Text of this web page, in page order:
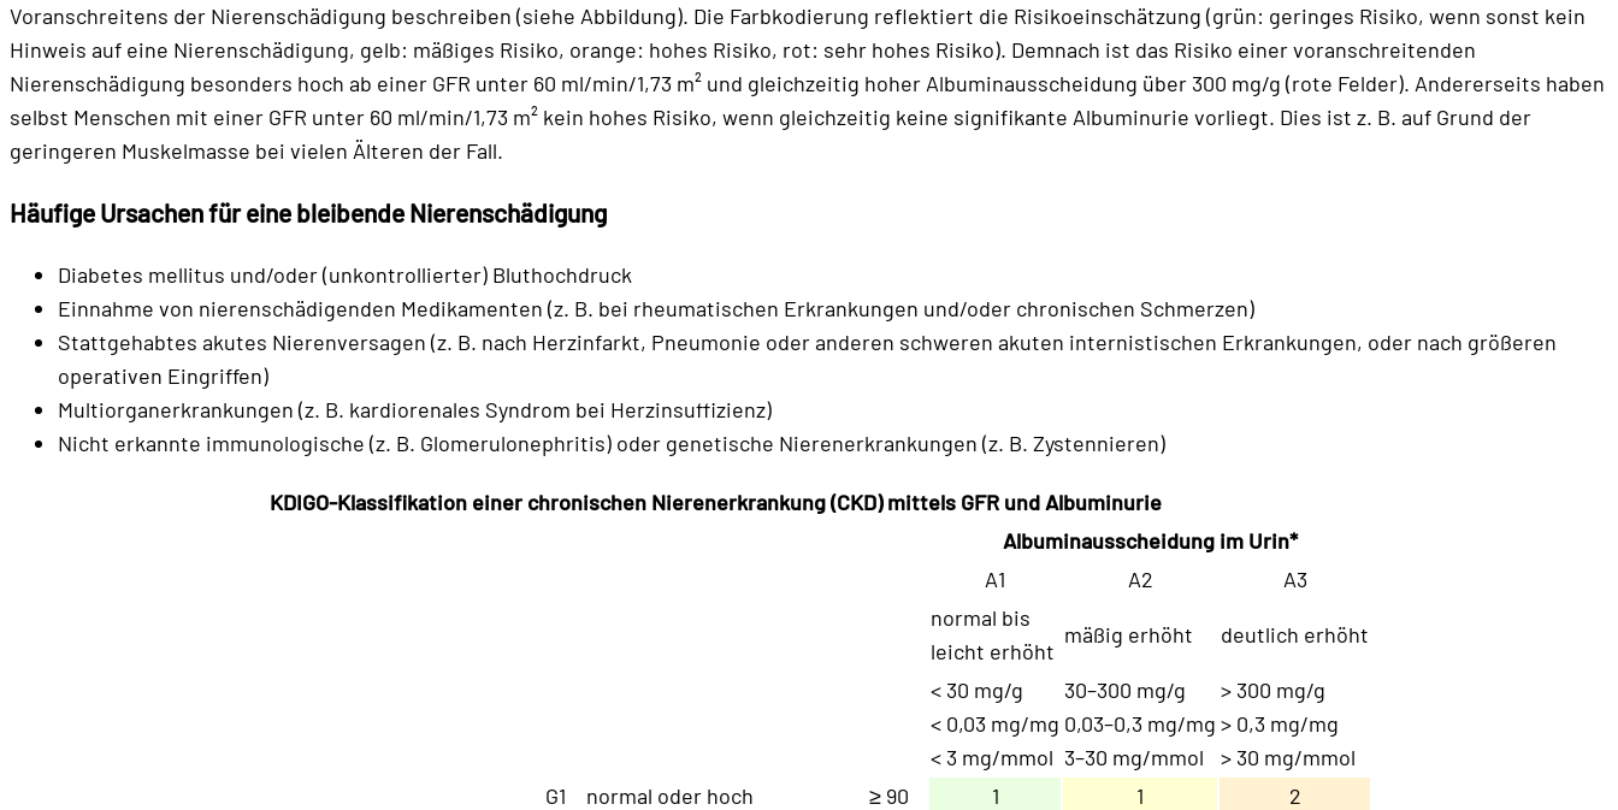
Voranschreitens der Nierenschädigung beschreiben (siehe Abbildung). Die Farbkodierung reflektiert die Risikoeinschätzung (grün: geringes Risiko, wenn sonst kein
Hinweis auf eine Nierenschädigung, gelb: mäßiges Risiko, orange: hohes Risiko, rot: sehr hohes Risiko). Demnach ist das Risiko einer voranschreitenden
Nierenschädigung besonders hoch ab einer GFR unter 60 ml/min/1,73 m² und gleichzeitig hoher Albuminausscheidung über 300 mg/g (rote Felder). Andererseits haben
selbst Menschen mit einer GFR unter 60 ml/min/1,73 m² kein hohes Risiko, wenn gleichzeitig keine signifikante Albuminurie vorliegt. Dies ist z. B. auf Grund der
geringeren Muskelmasse bei vielen Älteren der Fall.
Häufige Ursachen für eine bleibende Nierenschädigung
Diabetes mellitus und/oder (unkontrollierter) Bluthochdruck
Einnahme von nierenschädigenden Medikamenten (z. B. bei rheumatischen Erkrankungen und/oder chronischen Schmerzen)
Stattgehabtes akutes Nierenversagen (z. B. nach Herzinfarkt, Pneumonie oder anderen schweren akuten internistischen Erkrankungen, oder nach größeren
operativen Eingriffen)
Multiorganerkrankungen (z. B. kardiorenales Syndrom bei Herzinsuffizienz)
Nicht erkannte immunologische (z. B. Glomerulonephritis) oder genetische Nierenerkrankungen (z. B. Zystennieren)
KDIGO-Klassifikation einer chronischen Nierenerkrankung (CKD) mittels GFR und Albuminurie
Albuminausscheidung im Urin*
A1
A2
A3
normal bis
leicht erhöht
mäßig erhöht deutlich erhöht
< 30 mg/g
< 0,03 mg/mg
< 3 mg/mmol
30–300 mg/g
0,03–0,3 mg/mg
3–30 mg/mmol
> 300 mg/g
> 0,3 mg/mg
> 30 mg/mmol
G1 normal oder hoch ≥ 90 1 1
2